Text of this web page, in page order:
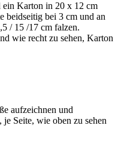
ein Karton in 20 x 12 cm
beidseitig bei 3 cm und an
/ 15 /17 cm falzen.
wie recht zu sehen, Karton
aufzeichnen und
Seite, wie oben zu sehen